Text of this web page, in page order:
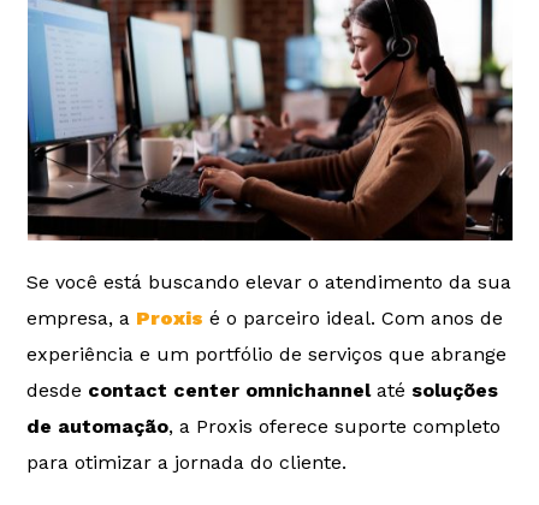
Se você está buscando elevar o atendimento da sua
empresa, a Proxis é o parceiro ideal. Com anos de
experiência e um portfólio de serviços que abrange
desde contact center omnichannelaté soluções
de automação, a Proxis oferece suporte completo
para otimizar a jornada do cliente.